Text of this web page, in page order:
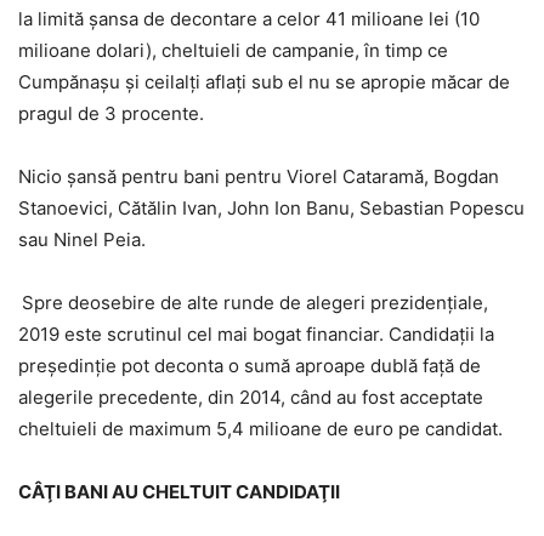
la limită șansa de decontare a celor 41 milioane lei (10
milioane dolari), cheltuieli de campanie, în timp ce
Cumpănașu și ceilalți aflați sub el nu se apropie măcar de
pragul de 3 procente.
Nicio șansă pentru bani pentru Viorel Cataramă, Bogdan
Stanoevici, Cătălin Ivan, John Ion Banu, Sebastian Popescu
sau Ninel Peia.
Spre deosebire de alte runde de alegeri prezidențiale,
2019 este scrutinul cel mai bogat financiar. Candidații la
președinție pot deconta o sumă aproape dublă față de
alegerile precedente, din 2014, când au fost acceptate
cheltuieli de maximum 5,4 milioane de euro pe candidat.
CÂŢI BANI AU CHELTUIT CANDIDAŢII